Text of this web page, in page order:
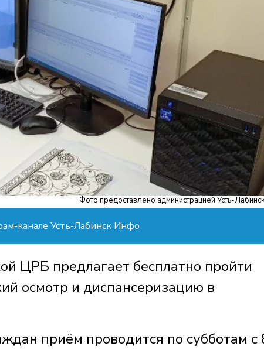
Фото предоставлено администрацией Усть-
канале Усть-Лабинск Инфо
ЦРБ предлагает бесплатно пройти
осмотр и диспансеризацию в
приём проводится по субботам с